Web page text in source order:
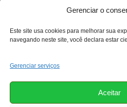
Gerenciar o
Este site usa cookies para melhorar sua
navegando neste site, você declara estar
Gerenciar serviços
Aceitar